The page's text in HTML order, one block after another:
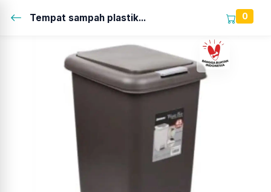
Tempat sampah plastik... 0